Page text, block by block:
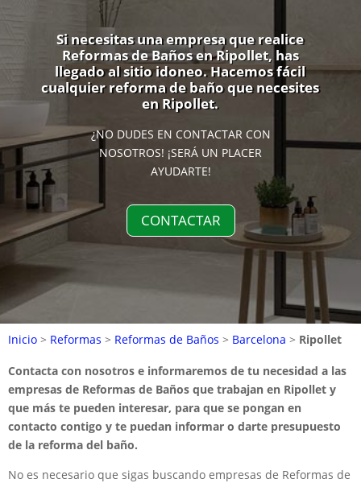
Si necesitas una empresa que realice
Reformas de Baños en Ripollet, has
llegado al sitio idoneo. Hacemos fácil
cualquier reforma de baño que necesites
en Ripollet.
¿NO DUDES EN CONTACTAR CON
NOSOTROS! ¡SERÁ UN PLACER
AYUDARTE!
CONTACTAR
Inicio > Reformas > Reformas de Baños > Barcelona > Ripollet
Contacta con nosotros e informaremos de tu necesidad a las
empresas de Reformas de Baños que trabajan en Ripollet y
que más te pueden interesar, para que se pongan en
contacto contigo y te puedan informar o darte presupuesto
de la reforma del baño.
No es necesario que sigas buscando empresas de Reformas de